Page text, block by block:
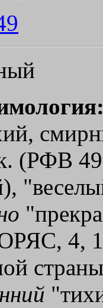
(РФВ
4,